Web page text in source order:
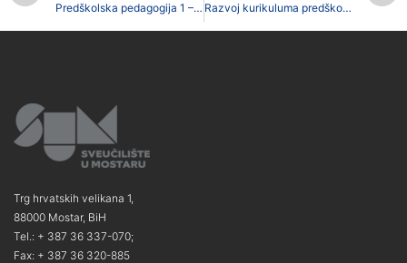
Predškolska pedagogija 1 – obveze Razvoj kurikuluma predškolskog odgoja 3- obveze
Trg hrvatskih velikana 1,
88000 Mostar, BiH
Tel.: + 387 36 337-070;
Fax: + 387 36 320-885